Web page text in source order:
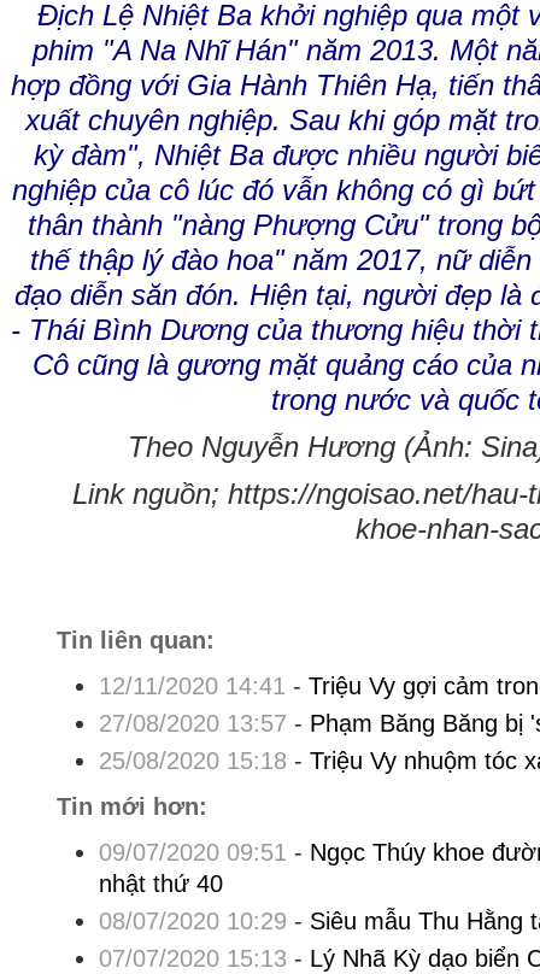
Địch Lệ Nhiệt Ba khởi nghiệp qua một
phim "A Na Nhĩ Hán" năm 2013. Một
hợp đồng với Gia Hành Thiên Hạ, tiến
xuất chuyên nghiệp. Sau khi góp mặt
kỳ đàm", Nhiệt Ba được nhiều người
nghiệp của cô lúc đó vẫn không có gì
thân thành "nàng Phượng Cửu" trong
thế thập lý đào hoa" năm 2017, nữ
đạo diễn săn đón. Hiện tại, người đẹp là
- Thái Bình Dương của thương hiệu thời
Cô cũng là gương mặt quảng cáo của
trong nước và quốc
Theo Nguyễn Hương (Ảnh:
Link nguồn; https://ngoisao.net/hau-
khoe-nhan-
Tin liên quan:
12/11/2020 14:41 - Triệu Vy gợi cảm
27/08/2020 13:57 - Phạm Băng Băng bị
25/08/2020 15:18 - Triệu Vy nhuộm tóc
Tin mới hơn:
09/07/2020 09:51 - Ngọc Thúy khoe
nhật thứ 40
08/07/2020 10:29 - Siêu mẫu Thu Hằng
07/07/2020 15:13 - Lý Nhã Kỳ dạo biển